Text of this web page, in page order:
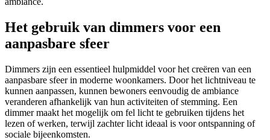
Het gebruik van dimmers voor een
aanpasbare sfeer
Dimmers zijn een essentieel hulpmiddel voor het creëren van een
aanpasbare sfeer in moderne woonkamers. Door het lichtniveau te
kunnen aanpassen, kunnen bewoners eenvoudig de ambiance
veranderen afhankelijk van hun activiteiten of stemming. Een
dimmer maakt het mogelijk om fel licht te gebruiken tijdens het
lezen of werken, terwijl zachter licht ideaal is voor ontspanning of
sociale bijeenkomsten.